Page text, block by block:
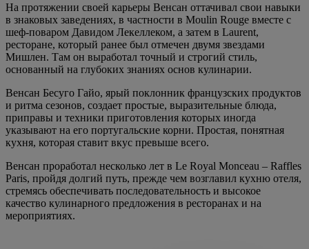
На протяжении своей карьеры Венсан оттачивал свои навыки
в знаковых заведениях, в частности в Moulin Rouge вместе с
шеф-поваром Давидом Лекеллеком, а затем в Laurent,
ресторане, который ранее был отмечен двумя звездами
Мишлен. Там он выработал точный и строгий стиль,
основанный на глубоких знаниях основ кулинарии.
Венсан Бесуго Гайо, ярый поклонник французских продуктов
и ритма сезонов, создает простые, выразительные блюда,
приправы и техники приготовления которых иногда
указывают на его португальские корни. Простая, понятная
кухня, которая ставит вкус превыше всего.
Венсан проработал несколько лет в Le Royal Monceau – Raffles
Paris, пройдя долгий путь, прежде чем возглавил кухню отеля,
стремясь обеспечивать последовательность и высокое
качество кулинарного предложения в ресторанах и на
мероприятиях.